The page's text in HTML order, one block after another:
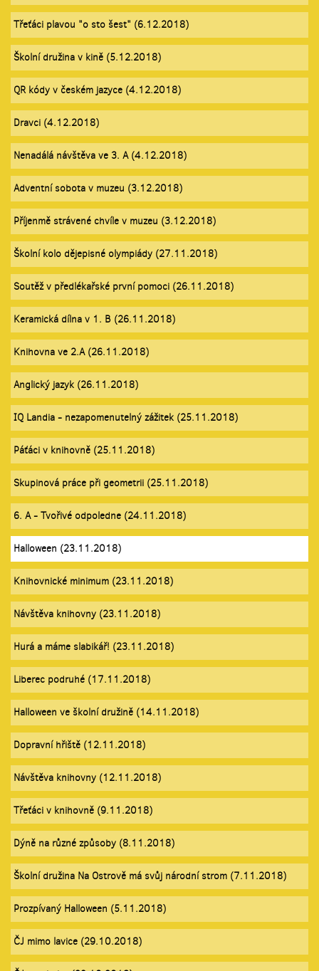
Třeťáci plavou "o sto šest" (6.12.2018)
Školní družina v kině (5.12.2018)
QR kódy v českém jazyce (4.12.2018)
Dravci (4.12.2018)
Nenadálá návštěva ve 3. A (4.12.2018)
Adventní sobota v muzeu (3.12.2018)
Příjenmě strávené chvíle v muzeu (3.12.2018)
Školní kolo dějepisné olympiády (27.11.2018)
Soutěž v předlékařské první pomoci (26.11.2018)
Keramická dílna v 1. B (26.11.2018)
Knihovna ve 2.A (26.11.2018)
Anglický jazyk (26.11.2018)
IQ Landia - nezapomenutelný zážitek (25.11.2018)
Páťáci v knihovně (25.11.2018)
Skupinová práce při geometrii (25.11.2018)
6. A - Tvořivé odpoledne (24.11.2018)
Halloween (23.11.2018)
Knihovnické minimum (23.11.2018)
Návštěva knihovny (23.11.2018)
Hurá a máme slabikář! (23.11.2018)
Liberec podruhé (17.11.2018)
Halloween ve školní družině (14.11.2018)
Dopravní hřiště (12.11.2018)
Návštěva knihovny (12.11.2018)
Třeťáci v knihovně (9.11.2018)
Dýně na různé způsoby (8.11.2018)
Školní družina Na Ostrově má svůj národní strom (7.11.2018)
Prozpívaný Halloween (5.11.2018)
ČJ mimo lavice (29.10.2018)